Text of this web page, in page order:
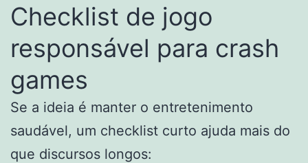
Checklist de jogo
responsável para crash
games
Se a ideia é manter o entretenimento
saudável, um checklist curto ajuda mais do
que discursos longos: